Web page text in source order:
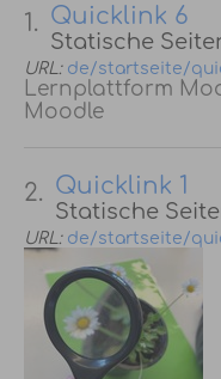
1. Quicklink 6
Statische
URL: de/startseite/
Lernplattform
Moodle
2. Quicklink 1
Statische
URL: de/startseite/